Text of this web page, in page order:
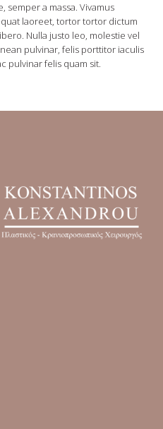
semper a massa. Vivamus
laoreet, tortor tortor dictum
Nulla justo leo, molestie vel
pulvinar, felis porttitor iaculis
pulvinar felis quam sit.